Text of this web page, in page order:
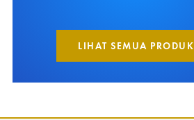
LIHAT SEMUA PRODUK